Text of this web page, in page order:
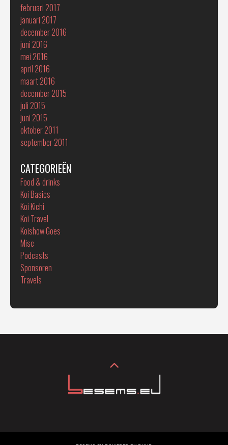
februari 2017
januari 2017
december 2016
juni 2016
mei 2016
april 2016
maart 2016
december 2015
juli 2015
juni 2015
oktober 2011
september 2011
CATEGORIEËN
Food & drinks
Koi Basics
Koi Kichi
Koi Travel
Koishow Goes
Misc
Podcasts
Sponsoren
Travels